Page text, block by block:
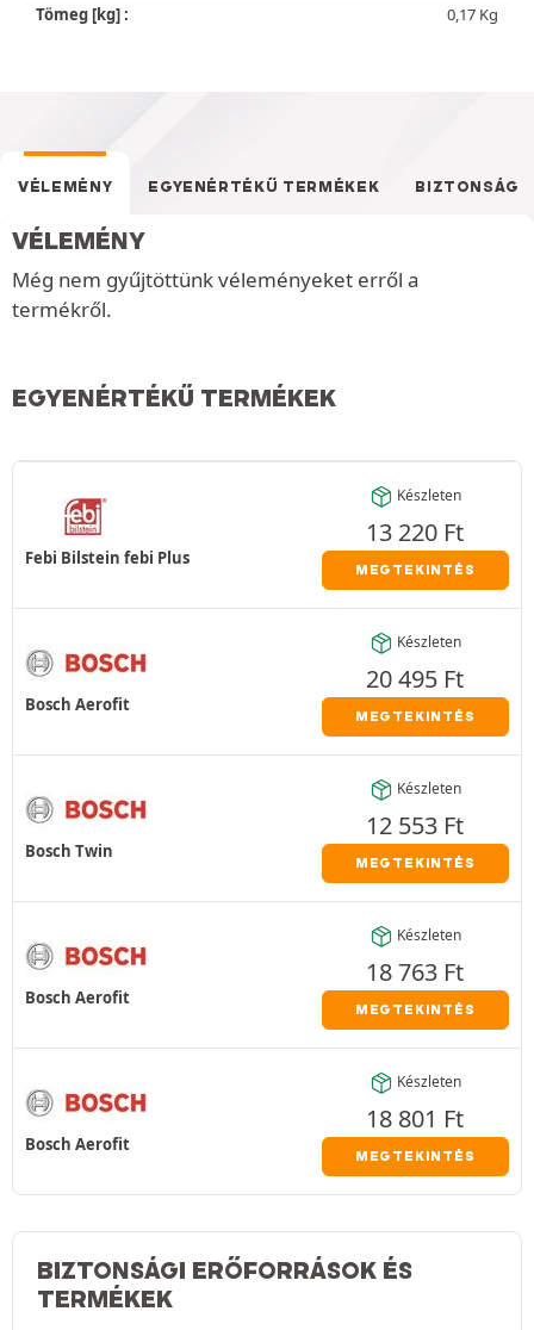
Tömeg [kg] :
0,17 Kg
VÉLEMÉNY EGYENÉRTÉKŰ TERMÉKEK BIZTONSÁG
VÉLEMÉNY
Még nem gyűjtöttünk véleményeket erről a
termékről.
EGYENÉRTÉKŰ TERMÉKEK
Febi Bilstein febi Plus
Készleten
13 220 Ft
MEGTEKINTÉS
Bosch Aerofit
Készleten
20 495 Ft
MEGTEKINTÉS
Bosch Twin
Készleten
12 553 Ft
MEGTEKINTÉS
Bosch Aerofit
Készleten
18 763 Ft
MEGTEKINTÉS
Bosch Aerofit
Készleten
18 801 Ft
MEGTEKINTÉS
BIZTONSÁGI ERŐFORRÁSOK ÉS
TERMÉKEK